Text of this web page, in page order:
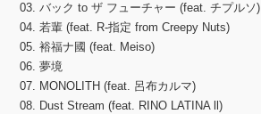
03. バック to ザ フューチャー (feat. チプルソ)
04. 若輩 (feat. R-指定 from Creepy Nuts)
05. 裕福ナ國 (feat. Meiso)
06. 夢境
07. MONOLITH (feat. 呂布カルマ)
08. Dust Stream (feat. RINO LATINA ll)